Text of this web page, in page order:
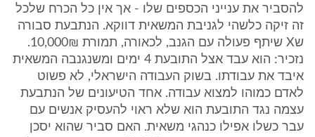
להסביר את ענייני הכספים שלו - אך אין כל הכרח שלכל
זה זיקה כלשהי לגניבת המשאית דווקא. הנתבעת סבורה
שX שיתף פעולה עם הגנב, לכאורה, תמורת 10,000₪.
נזכיר: הוא עבד אצל התובעת 4 ימים ומשנגנבה המשאית
איבד את עבודתו. בשוק העבודה הישראלי, לא פשוט
לאדם כמוהו למצוא עבודה. אחד הטיעונים של הנתבעת
עצמה נגד התובעת הוא שלא ראוי להעסיק אנשים עם
עבר כשלו אפילו כנהגי משאית. האם סביר שהוא יסכן